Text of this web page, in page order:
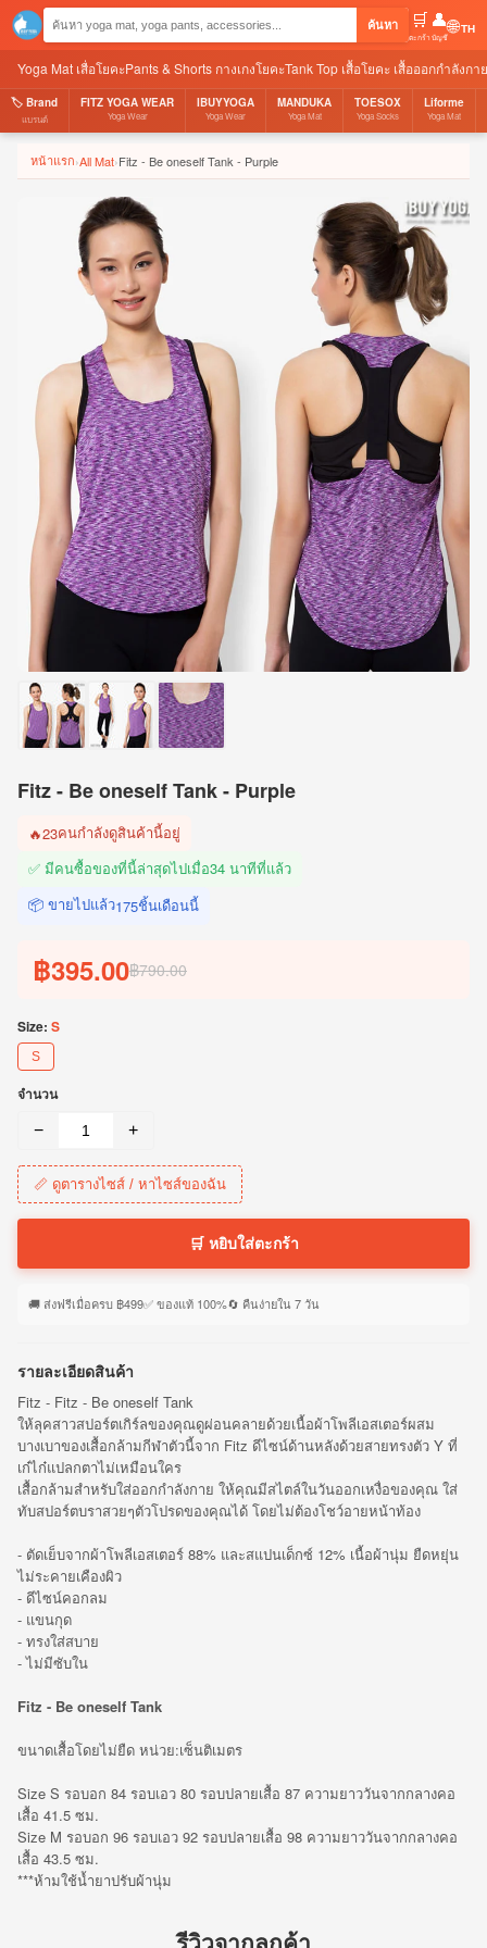
ค้นหา 🛒
ตะกร้า
👤
บัญชี🌐
Yoga Mat เสื่อโยคะPants & Shorts กางเกงโยคะTank Top เสื้อโยคะ เสื้อออกกำลังก
🏷️ Brand
แบรนด์
FITZ YOGA WEAR
Yoga Wear
IBUYYOGA
Yoga Wear
MANDUKA
Yoga Mat
TOESOX
Yoga Socks
Liforme
Yoga Mat
หน้าแรก›All Mat›Fitz - Be oneself Tank - Purple
Fitz - Be oneself Tank - Purple
🔥23คนกำลังดูสินค้านี้อยู่
✅ มีคนซื้อของที่นี้ล่าสุดไปเมื่อ34 นาทีที่แล้ว
📦 ขายไปแล้ว175ชิ้นเดือนนี้
฿395.00฿790.00
Size: S
S
จำนวน
− +
📏 ดูตารางไซส์ / หาไซส์ของฉัน
🛒 หยิบใส่ตะกร้า
🚚 ส่งฟรีเมื่อครบ ฿499✅ ของแท้ 100%🔄 คืนง่ายใน 7 วัน
รายละเอียดสินค้า
Fitz - Fitz - Be oneself Tank
ให้ลุคสาวสปอร์ตเกิร์ลของคุณดูผ่อนคลายด้วยเนื้อผ้าโพลีเอสเตอร์ผสม
บางเบาของเสื้อกล้ามกีฬาตัวนี้จาก Fitz ดีไซน์ด้านหลังด้วยสายทรงตัว Y ที่
เก๋ไก๋แปลกตาไม่เหมือนใคร
เสื้อกล้ามสำหรับใส่ออกกำลังกาย ให้คุณมีสไตล์ในวันออกเหงื่อของคุณ ใส่
ทับสปอร์ตบราสวยๆตัวโปรดของคุณได้ โดยไม่ต้องโชว์อายหน้าท้อง
- ตัดเย็บจากผ้าโพลีเอสเตอร์ 88% และสแปนเด็กซ์ 12% เนื้อผ้านุ่ม ยืดหยุ่น
ไม่ระคายเคืองผิว
- ดีไซน์คอกลม
- แขนกุด
- ทรงใส่สบาย
- ไม่มีซับใน
Fitz - Be oneself Tank
ขนาดเสื้อโดยไม่ยืด หน่วย:เซ็นติเมตร
Size S รอบอก 84 รอบเอว 80 รอบปลายเสื้อ 87 ความยาววันจากกลางคอ
เสื้อ 41.5 ซม.
Size M รอบอก 96 รอบเอว 92 รอบปลายเสื้อ 98 ความยาววันจากกลางคอ
เสื้อ 43.5 ซม.
***ห้ามใช้น้ำยาปรับผ้านุ่ม
รีวิวจากลูกค้า